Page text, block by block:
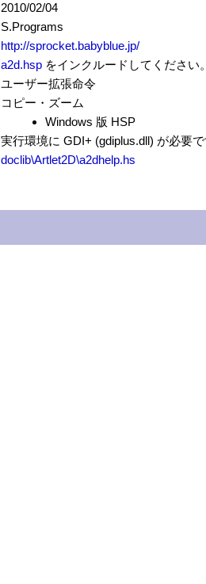
2010/02/04
S.Programs
http://sprocket.babyblue.jp/
a2d.hsp をインクルードしてください
ユーザー拡張命令
コピー・ズーム
Windows 版 HSP
実行環境に GDI+ (gdiplus.dll) が必要
doclib\Artlet2D\a2dhelp.hs